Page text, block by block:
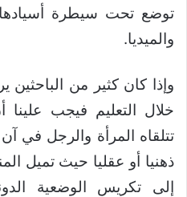
توضع تحت سيطرة
والميديا.
وإذا كان كثير من
خلال التعليم فيجب علينا
تتلقاه المرأة والرجل في
ذهنيا أو عقليا حيث تميل
إلى تكريس الوضعية